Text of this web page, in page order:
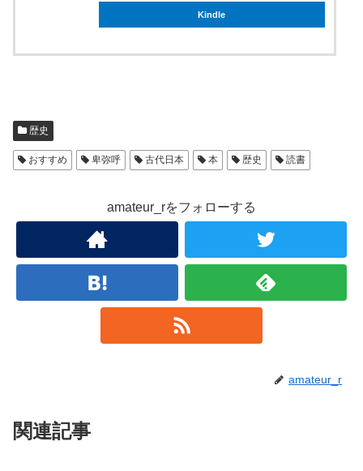
Kindle
歴史
おすすめ 卑弥呼 古代日本 本 歴史 読書
amateur_rをフォローする
amateur_r
関連記事